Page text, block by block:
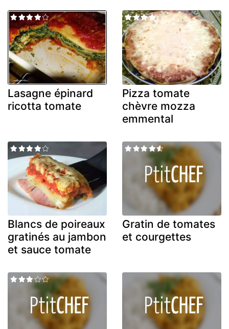
Lasagne épinard
ricotta tomate
Pizza tomate
chèvre mozza
emmental
Blancs de poireaux
gratinés au jambon
et sauce tomate
Gratin de tomates
et courgettes